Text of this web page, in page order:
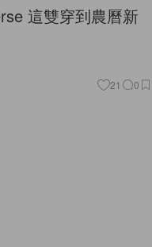
這雙穿到農曆新
21 0